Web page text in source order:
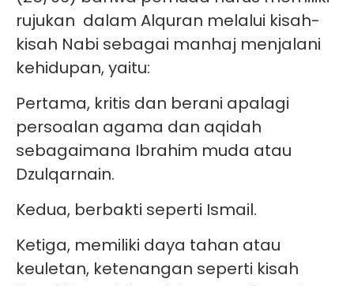
rujukan dalam Alquran melalui kisah-
kisah Nabi sebagai manhaj menjalani
kehidupan, yaitu:
Pertama, kritis dan berani apalagi
persoalan agama dan aqidah
sebagaimana Ibrahim muda atau
Dzulqarnain.
Kedua, berbakti seperti Ismail.
Ketiga, memiliki daya tahan atau
keuletan, ketenangan seperti kisah